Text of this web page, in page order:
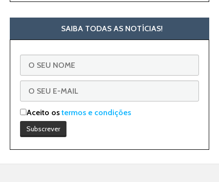
SAIBA TODAS AS NOTÍCIAS!
Aceito ostermos e condições